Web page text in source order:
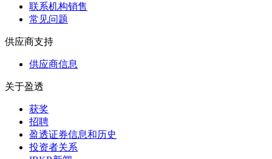
联系机构销售
常见问题
供应商支持
供应商信息
关于盈透
获奖
招聘
盈透证券信息和历史
投资者关系